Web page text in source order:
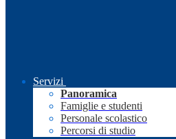
Servizi
Panoramica
Famiglie e studenti
Personale scolastico
Percorsi di studio